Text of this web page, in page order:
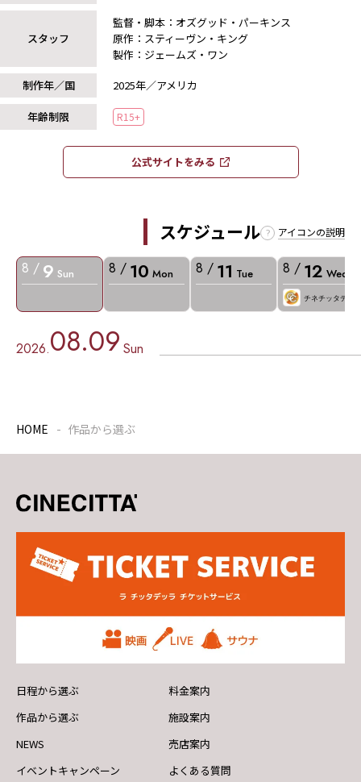
スタッフ
監督・脚本：オズグッド・パーキンス
原作：スティーヴン・キング
製作：ジェームズ・ワン
制作年／国
2025年／アメリカ
年齢制限 R15+
公式サイトをみる​​
スケジュール アイコンの説明
8 / 9 Sun 8 / 10 Mon 8 / 11 Tue 8 / 12 Wed
チネチッタデー
2026.08.09 Sun
HOME 作品から選ぶ
日程から選ぶ
作品から選ぶ
NEWS
イベントキャンペーン
料金案内
施設案内
売店案内
よくある質問